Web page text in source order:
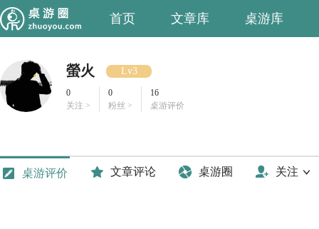
首页 文章库 桌游库
螢火 Lv3
0
关注 >
0
粉丝 >
16
桌游评价
桌游评价 文章评论 桌游圈 关注